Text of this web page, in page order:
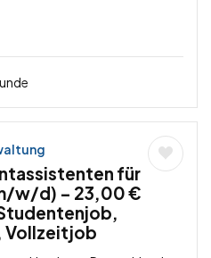
für
w/d) – 23,00 €
Vollzeitjob